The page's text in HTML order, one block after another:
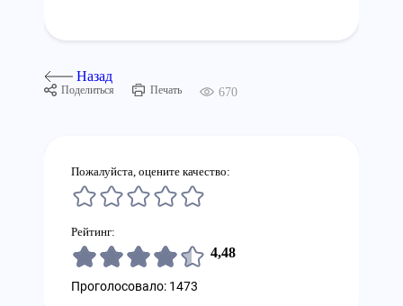
Назад
Поделиться Печать 670
Пожалуйста, оцените качество:
Рейтинг:
4,48
Проголосовало: 1473